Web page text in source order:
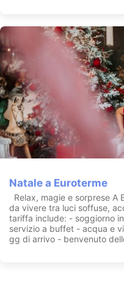
Natale a Euroterme
Relax, magie e sorprese A
da vivere tra luci soffuse,
tariffa include: - soggiorno in
servizio a buffet - acqua e
gg di arrivo - benvenuto